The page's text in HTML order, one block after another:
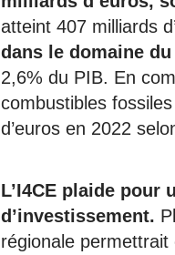
atteint 407 milliards
dans le domaine
2,6% du PIB. En
combustibles
d’euros en 2022
L’I4CE plaide
d’investissement.
régionale permettrait